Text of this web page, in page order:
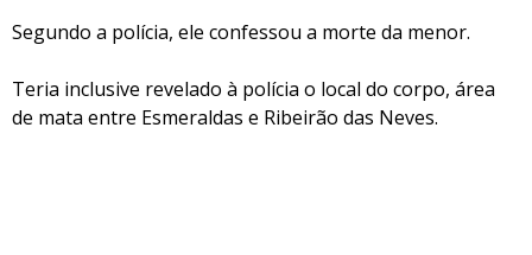
Segundo a polícia, ele confessou a morte da menor.
Teria inclusive revelado à polícia o local do corpo, área
de mata entre Esmeraldas e Ribeirão das Neves.